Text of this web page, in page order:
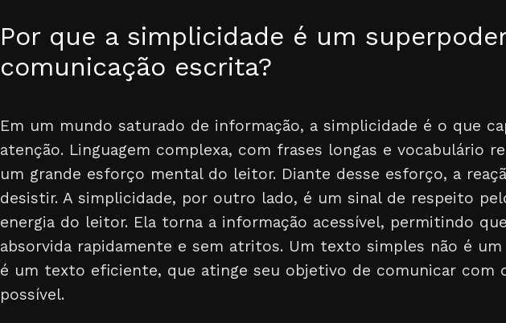
Por que a simplicidade é um
comunicação escrita?
Em um mundo saturado de informação, a simplicidade é o que
atenção. Linguagem complexa, com frases longas e vocabulário
um grande esforço mental do leitor. Diante desse esforço, a
desistir. A simplicidade, por outro lado, é um sinal de respeito
energia do leitor. Ela torna a informação acessível, permitindo
absorvida rapidamente e sem atritos. Um texto simples não é
é um texto eficiente, que atinge seu objetivo de comunicar com
possível.